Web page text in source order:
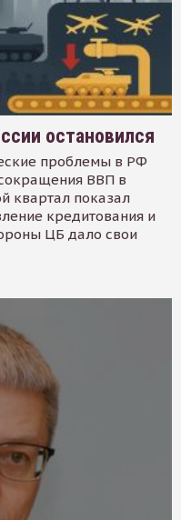
остановился
проблемы в РФ
ВВП в
квартал показал
кредитования и
ЦБ дало свои